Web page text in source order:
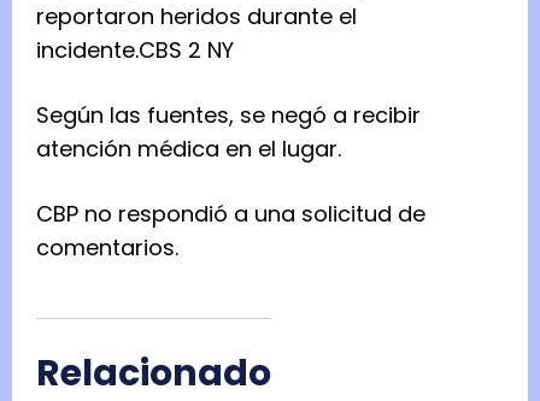
reportaron heridos durante el
incidente.CBS 2 NY
Según las fuentes, se negó a recibir
atención médica en el lugar.
CBP no respondió a una solicitud de
comentarios.
Relacionado